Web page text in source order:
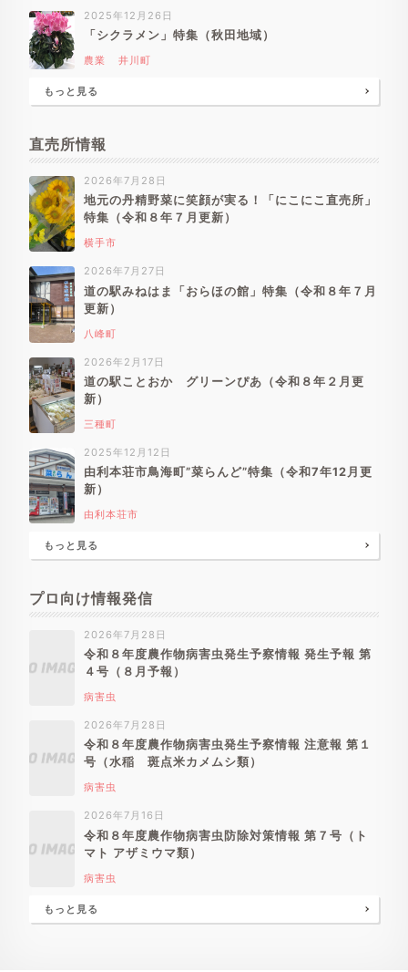
2025年12月26日
「シクラメン」特集（秋田地域）
農業 井川町
もっと見る
直売所情報
2026年7月28日
地元の丹精野菜に笑顔が実る！「にこにこ直売所」
特集（令和８年７月更新）
横手市
2026年7月27日
道の駅みねはま「おらほの館」特集（令和８年７月
更新）
八峰町
2026年2月17日
道の駅ことおか グリーンぴあ（令和８年２月更
新）
三種町
2025年12月12日
由利本荘市鳥海町”菜らんど”特集（令和7年12月更
新）
由利本荘市
もっと見る
プロ向け情報発信
2026年7月28日
令和８年度農作物病害虫発生予察情報 発生予報 第
４号（８月予報）
病害虫
2026年7月28日
令和８年度農作物病害虫発生予察情報 注意報 第１
号（水稲 斑点米カメムシ類）
病害虫
2026年7月16日
令和８年度農作物病害虫防除対策情報 第７号（ト
マト アザミウマ類）
病害虫
もっと見る